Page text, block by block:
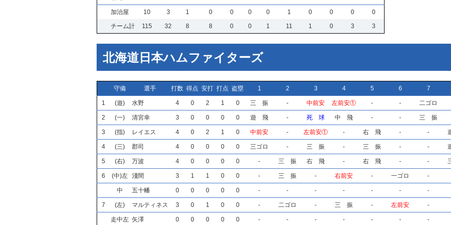
加治屋 10 3 1 0 0 0 0 1 0 0 0
0
チーム計
115 32 8 8 0 0 1 11 1 0 3 3
北海道日本ハムファイターズ
守備 選手 打数 得点 安打 打点 盗塁 1 2 3 4 5 6 7
1 (遊) 水野 4 0 2 1 0 三 振 - 中前安 左前安① - - 二ゴロ
2 (一) 清宮幸 3 0 0 0 0 遊 飛 - 死 球 中 飛 - - 三 振
3 (指) レイエス 4 0 2 1 0 中前安 - 左前安① - 右 飛 - -
4 (三) 郡司 4 0 0 0 0 三ゴロ - 三 振 - 三 振 - -
5 (右) 万波 4 0 0 0 0 - 三 振 右 飛 - 右 飛 - -
6 (中)左 淺間 3 1 1 0 0 - 三 振 - 右前安 - 一ゴロ -
中 五十幡 0 0 0 0 0 - - - - - - -
7 (左) マルティネス 3 0 1 0 0 - 二ゴロ - 三 振 - 左前安 -
走中左 矢澤 0 0 0 0 0 - - - - - - -